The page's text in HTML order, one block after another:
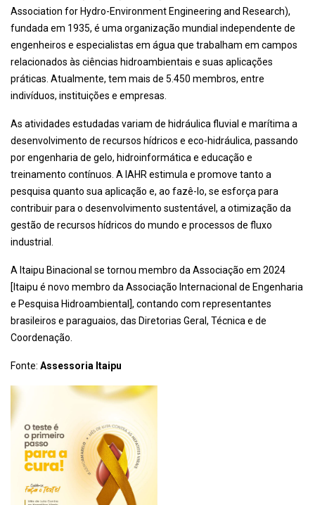
Association for Hydro-Environment Engineering and Research),
fundada em 1935, é uma organização mundial independente de
engenheiros e especialistas em água que trabalham em campos
relacionados às ciências hidroambientais e suas aplicações
práticas. Atualmente, tem mais de 5.450 membros, entre
indivíduos, instituições e empresas.
As atividades estudadas variam de hidráulica fluvial e marítima a
desenvolvimento de recursos hídricos e eco-hidráulica, passando
por engenharia de gelo, hidroinformática e educação e
treinamento contínuos. A IAHR estimula e promove tanto a
pesquisa quanto sua aplicação e, ao fazê-lo, se esforça para
contribuir para o desenvolvimento sustentável, a otimização da
gestão de recursos hídricos do mundo e processos de fluxo
industrial.
A Itaipu Binacional se tornou membro da Associação em 2024
[Itaipu é novo membro da Associação Internacional de Engenharia
e Pesquisa Hidroambiental], contando com representantes
brasileiros e paraguaios, das Diretorias Geral, Técnica e de
Coordenação.
Fonte: Assessoria Itaipu